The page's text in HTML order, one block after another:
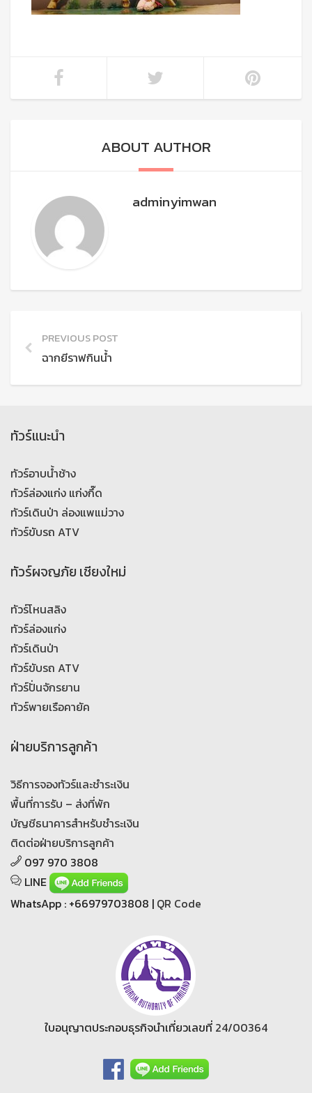
ABOUT AUTHOR
adminyimwan
PREVIOUS POST
ฉากยีราฟกินน้ำ
ทัวร์แนะนำ
ทัวร์อาบน้ำช้าง
ทัวร์ล่องแก่ง แก่งกึ๊ด
ทัวร์เดินป่า ล่องแพแม่วาง
ทัวร์ขับรถ ATV
ทัวร์ผจญภัย เชียงใหม่
ทัวร์โหนสลิง
ทัวร์ล่องแก่ง
ทัวร์เดินป่า
ทัวร์ขับรถ ATV
ทัวร์ปั่นจักรยาน
ทัวร์พายเรือคายัค
ฝ่ายบริการลูกค้า
วิธีการจองทัวร์และชำระเงิน
พื้นที่การรับ – ส่งที่พัก
บัญชีธนาคารสำหรับชำระเงิน
ติดต่อฝ่ายบริการลูกค้า
097 970 3808
LINE
WhatsApp : +66979703808 | QR Code
ใบอนุญาตประกอบธุรกิจนำเที่ยวเลขที่ 24/00364